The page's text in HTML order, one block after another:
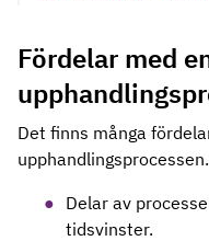
Fördelar med
Det finns många
Delar av
tidsvinster.